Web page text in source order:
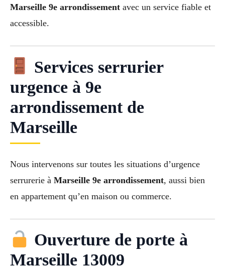
Marseille 9e arrondissement avec un service fiable et
accessible.
Services serrurier
urgence à 9e
arrondissement de
Marseille
Nous intervenons sur toutes les situations d’urgence
serrurerie à Marseille 9e arrondissement, aussi bien
en appartement qu’en maison ou commerce.
Ouverture de porte à
Marseille 13009